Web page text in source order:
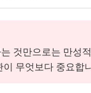
것만으로는 만성
이 무엇보다 중요합